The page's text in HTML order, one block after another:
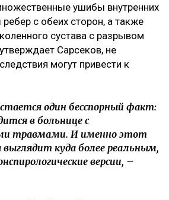
ушибы внутренних
с обеих сторон, а также
сустава с разрывом
Сарсеков, не
могут привести к
один бесспорный факт:
в больнице с
травмами. И именно этот
выглядит куда более реальным,
версии, –